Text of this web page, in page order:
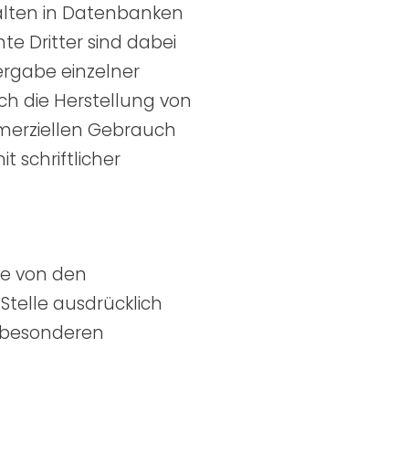
in Datenbanken
Dritter sind dabei
einzelner
die Herstellung von
Gebrauch
schriftlicher
von den
ausdrücklich